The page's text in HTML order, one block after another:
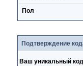
Пол
Подтверждение
Ваш уникальный